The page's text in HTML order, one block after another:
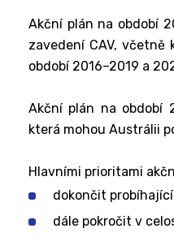
Akční plán na období
zavedení CAV,
období 2016–2019 a
Akční plán na období
která mohou Austrálii
Hlavními prioritami
dokončit
dále pokročit v